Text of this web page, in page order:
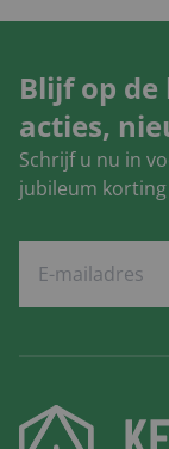
Blijf op
acties,
Schrijf u nu in
jubileum